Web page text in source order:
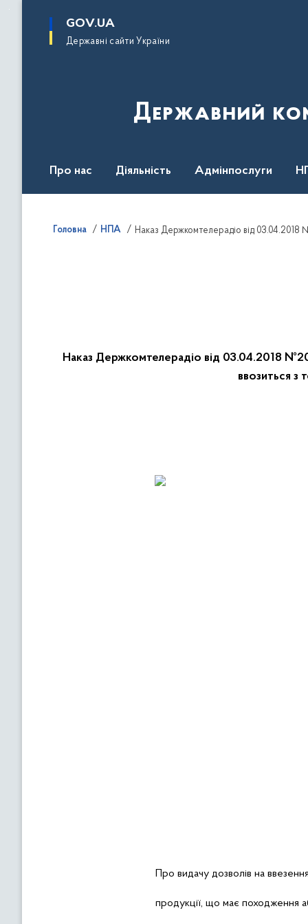
основного
GOV.UA
Державні сайти України
Державний
Про нас Діяльність Адмінпослуги
Головна НПА
Наказ Держкомтелерадіо від 03.04.2018
ввозиться з
Про видачу дозволів на
продукції, що має походження